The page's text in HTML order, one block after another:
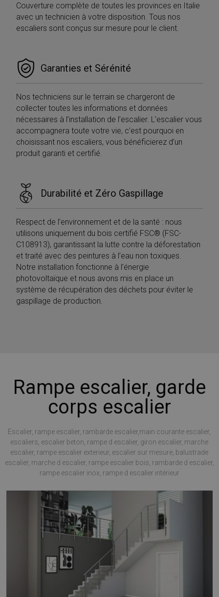
Couverture complète de toutes les provinces en Italie
avec un technicien à votre disposition. Tous nos
escaliers sont conçus sur mesure pour le client.
Garanties et Sérénité
Nos techniciens sur le terrain se chargeront de
collecter toutes les informations et données
nécessaires à l’installation de l’escalier. L’escalier vous
accompagnera toute votre vie, c’est pourquoi en
choisissant nos escaliers, vous bénéficierez d’un
produit garanti et certifié.
Durabilité et Zéro Gaspillage
Respect de l’environnement et de la santé : nous
utilisons uniquement du bois certifié FSC® (FSC-
C108913), garantissant la lutte contre la déforestation
et traité avec des peintures à l’eau non toxiques.
Notre installation fonctionne à l’énergie
photovoltaïque et nous avons mis en place un
système de récupération des déchets pour éviter le
gaspillage de production.
Rampe escalier, garde
corps escalier
Escalier, rampe escalier, rambarde escalier,main courante escalier,
escaliers, escalier beton, rampe d escalier, giron escalier, marche
escalier, rampe escalier exterieur, escalier sur mesure, balustrade
escalier, marche d escalier, rampe escalier bois, rambarde d escalier,
rampe escalier inox, rampe d escalier intérieur